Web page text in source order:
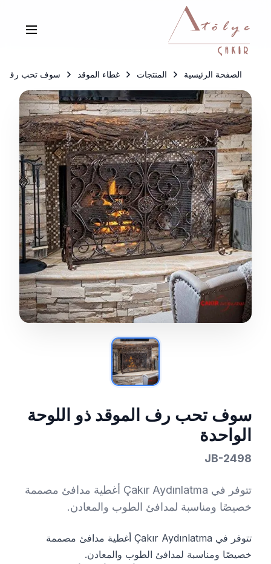
الصفحة الرئيسية المنتجات غطاء الموقد سوف تحب رف
سوف تحب رف الموقد ذو اللوحة
الواحدة
JB-2498
تتوفر في Çakır Aydınlatma أغطية مدافئ مصممة
خصيصًا ومناسبة لمدافئ الطوب والمعادن.
تتوفر في Çakır Aydınlatma أغطية مدافئ مصممة
خصيصًا ومناسبة لمدافئ الطوب والمعادن.